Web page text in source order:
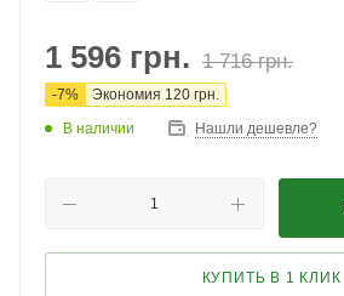
1 596 грн. 1 716грн.
-7% Экономия 120 грн.
В наличии
Нашли дешевле?
КУПИТЬ В 1 КЛИК